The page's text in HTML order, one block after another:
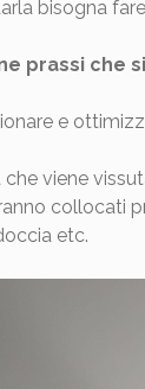
bisogna
prassi che
e
viene
collocati
etc.